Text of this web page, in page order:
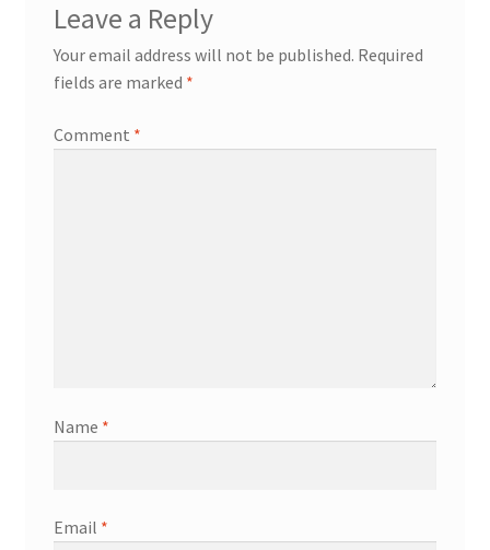
Leave a Reply
Your email address will not be published. Required
fields are marked *
Comment *
Name *
Email *